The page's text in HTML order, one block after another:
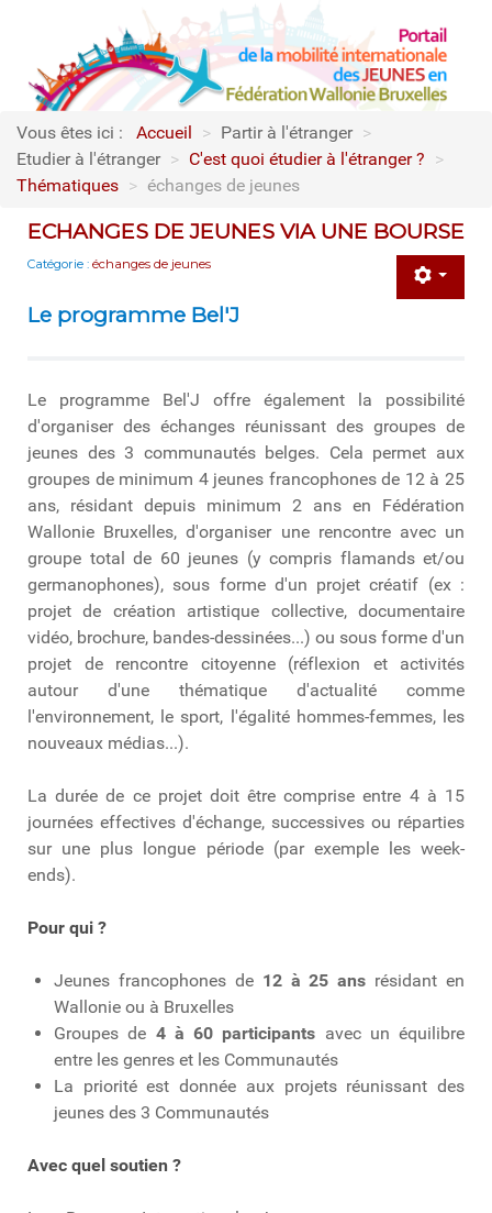
Vous êtes ici : Accueil > Partir à l'étranger >
Etudier à l'étranger > C'est quoi étudier à l'étranger ? >
Thématiques > échanges de jeunes
ECHANGES DE JEUNES VIA UNE BOURSE
Catégorie : échanges de jeunes
Le programme Bel'J
Le programme Bel'J offre également la possibilité
d'organiser des échanges réunissant des groupes de
jeunes des 3 communautés belges. Cela permet aux
groupes de minimum 4 jeunes francophones de 12 à 25
ans, résidant depuis minimum 2 ans en Fédération
Wallonie Bruxelles, d'organiser une rencontre avec un
groupe total de 60 jeunes (y compris flamands et/ou
germanophones), sous forme d'un projet créatif (ex :
projet de création artistique collective, documentaire
vidéo, brochure, bandes-dessinées...) ou sous forme d'un
projet de rencontre citoyenne (réflexion et activités
autour d'une thématique d'actualité comme
l'environnement, le sport, l'égalité hommes-femmes, les
nouveaux médias...).
La durée de ce projet doit être comprise entre 4 à 15
journées effectives d'échange, successives ou réparties
sur une plus longue période (par exemple les week-
ends).
Pour qui ?
Jeunes francophones de 12 à 25 ans résidant en
Wallonie ou à Bruxelles
Groupes de 4 à 60 participants avec un équilibre
entre les genres et les Communautés
La priorité est donnée aux projets réunissant des
jeunes des 3 Communautés
Avec quel soutien ?